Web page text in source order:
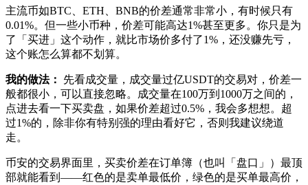
主流币如BTC、ETH、BNB的价差通常非常小，有时候只有
0.01%。但一些小币种，价差可能高达1%甚至更多。你只是为
了「买进」这个动作，就比市场价多付了1%，还没赚先亏，
这个账怎么算都不划算。
我的做法：
先看成交量，成交量过亿USDT的交易对，价差一
般都很小，可以直接忽略。成交量在100万到1000万之间的，
点进去看一下买卖盘，如果价差超过0.5%，我会多想想。超
过1%的，除非你有特别强的理由看好它，否则我建议绕道
走。
币安的交易界面里，买卖价差在订单簿（也叫「盘口」）最顶
部就能看到——红色的是卖单最低价，绿色的是买单最高价，